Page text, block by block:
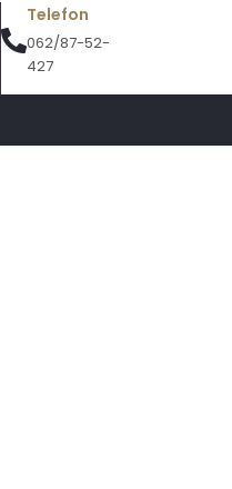
Telefon
062/87-52-
427